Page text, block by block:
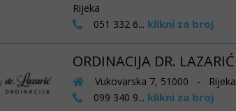
Rijeka
051 332 6... klikni za broj
ORDINACIJA DR. LAZARIĆ
Vukovarska 7, 51000 - Rijeka
099 340 9... klikni za broj